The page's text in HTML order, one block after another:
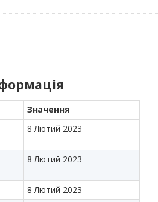
Значення
8 Лютий 2023
8 Лютий 2023
8 Лютий 2023